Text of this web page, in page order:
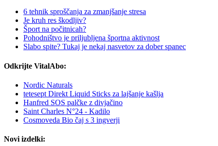
6 tehnik sproščanja za zmanjšanje stresa
Je kruh res škodljiv?
Šport na počitnicah?
Pohodništvo je priljubljena športna aktivnost
Slabo spite? Tukaj je nekaj nasvetov za dober spanec
Odkrijte VitalAbo:
Nordic Naturals
tetesept Direkt Liquid Sticks za lajšanje kašlja
Hanfred SOS palčke z divjačino
Saint Charles N°24 - Kadilo
Cosmoveda Bio čaj s 3 ingverji
Novi izdelki: